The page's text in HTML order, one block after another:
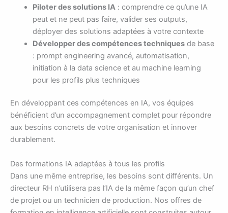
Piloter des solutions IA : comprendre ce qu’une IA
peut et ne peut pas faire, valider ses outputs,
déployer des solutions adaptées à votre contexte
Développer des compétences techniquesde base
: prompt engineering avancé, automatisation,
initiation à la data science et au machine learning
pour les profils plus techniques
En développant ces compétences en IA, vos équipes
bénéficient d’un accompagnement complet pour répondre
aux besoins concrets de votre organisation et innover
durablement.
Des formations IA adaptées à tous les profils
Dans une même entreprise, les besoins sont différents. Un
directeur RH n’utilisera pas l’IA de la même façon qu’un chef
de projet ou un technicien de production. Nos offres de